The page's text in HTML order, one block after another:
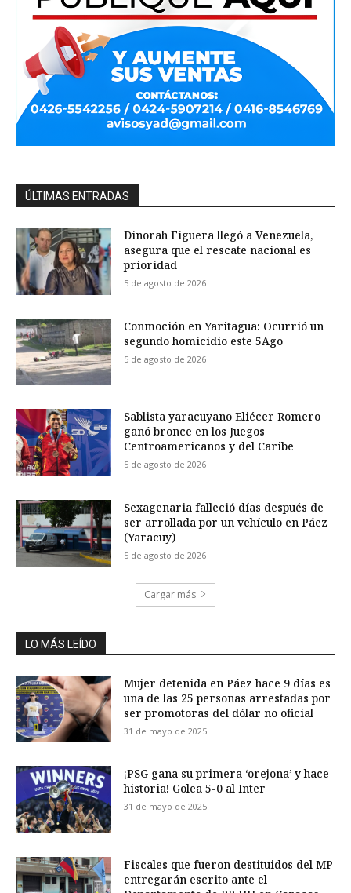
ÚLTIMAS ENTRADAS
Dinorah Figuera llegó a Venezuela,
asegura que el rescate nacional es
prioridad
5 de agosto de 2026
Conmoción en Yaritagua: Ocurrió un
segundo homicidio este 5Ago
5 de agosto de 2026
Sablista yaracuyano Eliécer Romero
ganó bronce en los Juegos
Centroamericanos y del Caribe
5 de agosto de 2026
Sexagenaria falleció días después de
ser arrollada por un vehículo en Páez
(Yaracuy)
5 de agosto de 2026
Cargar más
LO MÁS LEÍDO
Mujer detenida en Páez hace 9 días es
una de las 25 personas arrestadas por
ser promotoras del dólar no oficial
31 de mayo de 2025
¡PSG gana su primera ‘orejona’ y hace
historia! Golea 5-0 al Inter
31 de mayo de 2025
Fiscales que fueron destituidos del MP
entregarán escrito ante el